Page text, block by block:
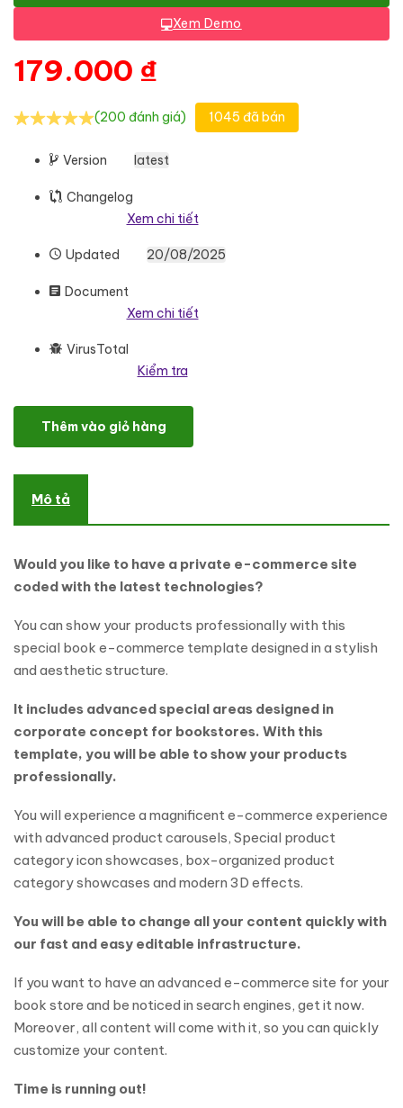
Xem Demo
179.000 ₫
(200 đánh giá) 1045 đã bán
Version latest
Changelog
Xem chi tiết
Updated 20/08/2025
Document
Xem chi tiết
VirusTotal
Kiểm tra
Booka - Book Shop WooCommerce WordPress Theme
Thêm vào giỏ hàng
Mô tả
Would you like to have a private e-commerce site
coded with the latest technologies?
You can show your products professionally with this
special book e-commerce template designed in a stylish
and aesthetic structure.
It includes advanced special areas designed in
corporate concept for bookstores. With this
template, you will be able to show your products
professionally.
You will experience a magnificent e-commerce experience
with advanced product carousels, Special product
category icon showcases, box-organized product
category showcases and modern 3D effects.
You will be able to change all your content quickly with
our fast and easy editable infrastructure.
If you want to have an advanced e-commerce site for your
book store and be noticed in search engines, get it now.
Moreover, all content will come with it, so you can quickly
customize your content.
Time is running out!